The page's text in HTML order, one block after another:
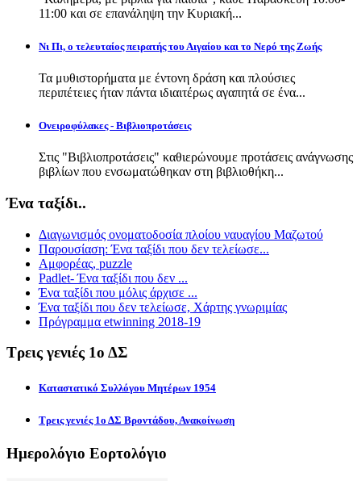
11:00 και σε επανάληψη την Κυριακή...
Νι Πι, ο τελευταίος πειρατής του Αιγαίου και το Νερό της Ζωής
Τα μυθιστορήματα με έντονη δράση και πλούσιες
περιπέτειες ήταν πάντα ιδιαιτέρως αγαπητά σε ένα...
Ονειροφύλακες - Βιβλιοπροτάσεις
Στις "Βιβλιοπροτάσεις" καθιερώνουμε προτάσεις ανάγνωσης
βιβλίων που ενσωματώθηκαν στη βιβλιοθήκη...
Ένα ταξίδι..
Διαγωνισμός ονοματοδοσία πλοίου ναυαγίου Μαζωτού
Παρουσίαση: Ένα ταξίδι που δεν τελείωσε...
Αμφορέας, puzzle
Padlet- Ένα ταξίδι που δεν ...
Ένα ταξίδι που μόλις άρχισε ...
Ένα ταξίδι που δεν τελείωσε, Χάρτης γνωριμίας
Πρόγραμμα etwinning 2018-19
Τρεις γενιές 1ο ΔΣ
Καταστατικό Συλλόγου Μητέρων 1954
Τρεις γενιές 1ο ΔΣ Βροντάδου, Ανακοίνωση
Ημερολόγιο Εορτολόγιο